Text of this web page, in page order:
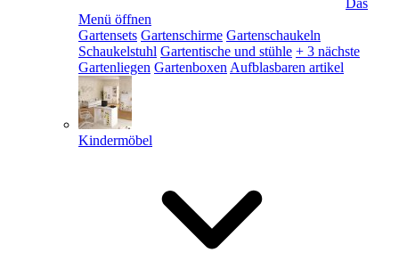
Das
Menü öffnen
Gartensets Gartenschirme Gartenschaukeln
Schaukelstuhl Gartentische und stühle + 3 nächste
Gartenliegen Gartenboxen Aufblasbaren artikel
Kindermöbel